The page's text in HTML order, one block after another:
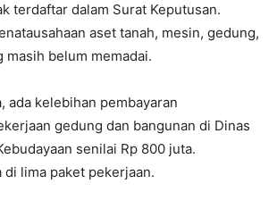
terdaftar dalam Surat Keputusan.
aset tanah, mesin, gedung,
masih belum memadai.
ada kelebihan pembayaran
gedung dan bangunan di Dinas
senilai Rp 800 juta.
di lima paket pekerjaan.